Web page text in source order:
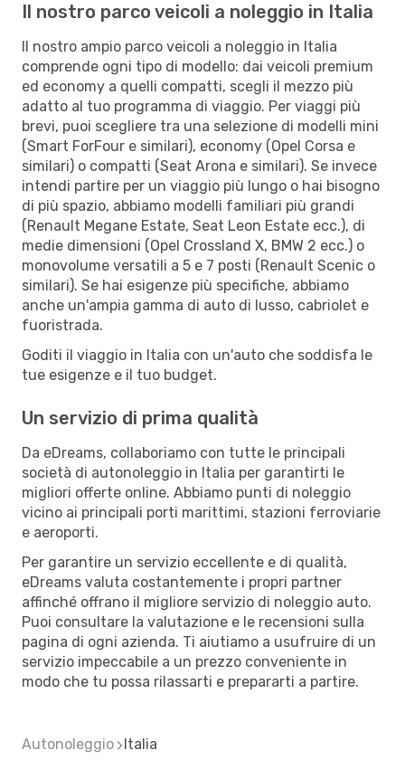
Il nostro parco veicoli a noleggio in Italia
Il nostro ampio parco veicoli a noleggio in Italia
comprende ogni tipo di modello: dai veicoli premium
ed economy a quelli compatti, scegli il mezzo più
adatto al tuo programma di viaggio. Per viaggi più
brevi, puoi scegliere tra una selezione di modelli mini
(Smart ForFour e similari), economy (Opel Corsa e
similari) o compatti (Seat Arona e similari). Se invece
intendi partire per un viaggio più lungo o hai bisogno
di più spazio, abbiamo modelli familiari più grandi
(Renault Megane Estate, Seat Leon Estate ecc.), di
medie dimensioni (Opel Crossland X, BMW 2 ecc.) o
monovolume versatili a 5 e 7 posti (Renault Scenic o
similari). Se hai esigenze più specifiche, abbiamo
anche un'ampia gamma di auto di lusso, cabriolet e
fuoristrada.
Goditi il viaggio in Italia con un'auto che soddisfa le
tue esigenze e il tuo budget.
Un servizio di prima qualità
Da eDreams, collaboriamo con tutte le principali
società di autonoleggio in Italia per garantirti le
migliori offerte online. Abbiamo punti di noleggio
vicino ai principali porti marittimi, stazioni ferroviarie
e aeroporti.
Per garantire un servizio eccellente e di qualità,
eDreams valuta costantemente i propri partner
affinché offrano il migliore servizio di noleggio auto.
Puoi consultare la valutazione e le recensioni sulla
pagina di ogni azienda. Ti aiutiamo a usufruire di un
servizio impeccabile a un prezzo conveniente in
modo che tu possa rilassarti e prepararti a partire.
Autonoleggio Italia